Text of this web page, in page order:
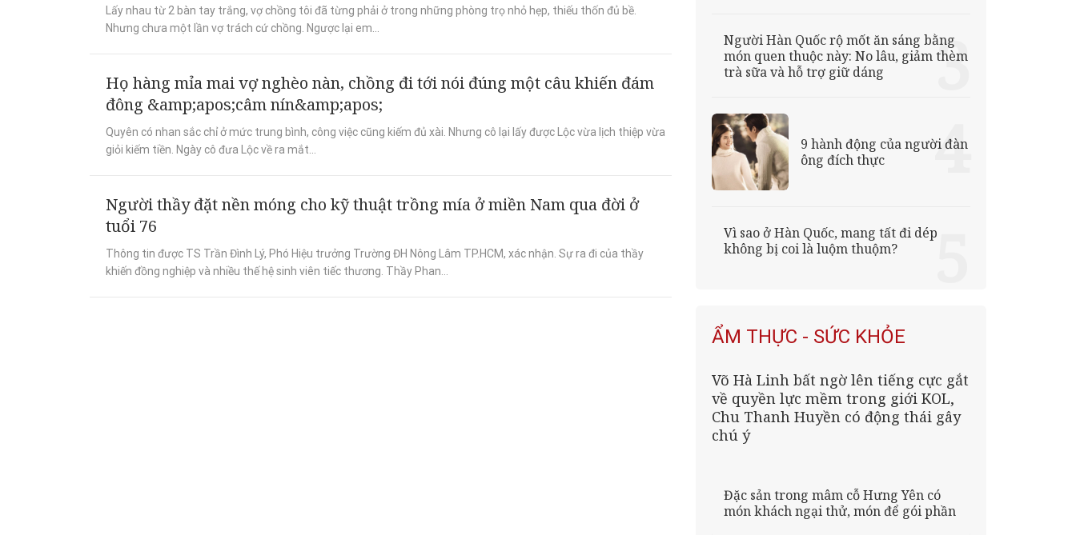
Lấy nhau từ 2 bàn tay trắng, vợ chồng tôi đã từng phải ở trong những phòng trọ nhỏ hẹp, thiếu thốn đủ bề.
Nhưng chưa một lần vợ trách cứ chồng. Ngược lại em...
Họ hàng mỉa mai vợ nghèo nàn, chồng đi tới nói đúng một câu khiến đám
đông &amp;apos;câm nín&amp;apos;
Quyên có nhan sắc chỉ ở mức trung bình, công việc cũng kiếm đủ xài. Nhưng cô lại lấy được Lộc vừa lịch thiệp vừa
giỏi kiếm tiền. Ngày cô đưa Lộc về ra mắt...
Người thầy đặt nền móng cho kỹ thuật trồng mía ở miền Nam qua đời ở
tuổi 76
Thông tin được TS Trần Đình Lý, Phó Hiệu trưởng Trường ĐH Nông Lâm TP.HCM, xác nhận. Sự ra đi của thầy
khiến đồng nghiệp và nhiều thế hệ sinh viên tiếc thương. Thầy Phan...
Người Hàn Quốc rộ mốt ăn sáng bằng
món quen thuộc này: No lâu, giảm thèm
trà sữa và hỗ trợ giữ dáng
9 hành động của người đàn
ông đích thực
Vì sao ở Hàn Quốc, mang tất đi dép
không bị coi là luộm thuộm?
ẨM THỰC - SỨC KHỎE
Võ Hà Linh bất ngờ lên tiếng cực gắt
về quyền lực mềm trong giới KOL,
Chu Thanh Huyền có động thái gây
chú ý
Đặc sản trong mâm cỗ Hưng Yên có
món khách ngại thử, món để gói phần